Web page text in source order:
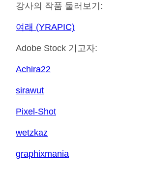
강사의 작품 둘러보기:
여래 (YRAPIC)
Adobe Stock 기고자:
Achira22
sirawut
Pixel-Shot
wetzkaz
graphixmania